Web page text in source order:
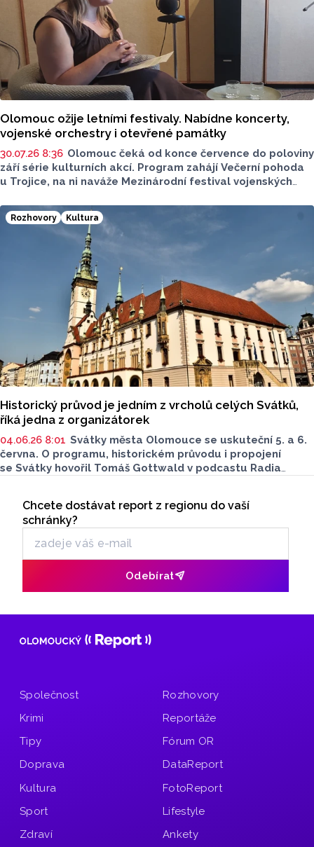
Olomouc ožije letními festivaly. Nabídne koncerty,
vojenské orchestry i otevřené památky
30.07.26 8:36 Olomouc čeká od konce července do poloviny
září série kulturních akcí. Program zahájí Večerní pohoda
u Trojice, na ni naváže Mezinárodní festival vojenských
Většina programu se uskuteční na Horním náměstí,
koncerty Večerní pohody budou zdarma. Více o akcích
sdělila v podcastu Radia Metropole Tomáše Gottwalda
referentka oddělení organizace společenských akcí
města Olomouce Anna Šmídková.
Rozhovory Kultura
Historický průvod je jedním z vrcholů celých Svátků,
říká jedna z organizátorek
04.06.26 8:01 Svátky města Olomouce se uskuteční 5. a 6.
června. O programu, historickém průvodu i propojení
se Svátky hovořil Tomáš Gottwald v podcastu Radia
Olomouce.
Odběr newsletteru
Chcete dostávat report z regionu do vaší
schránky?
Odebírat
Společnost
Krimi
Tipy
Doprava
Kultura
Sport
Zdraví
Rozhovory
Reportáže
Fórum OR
DataReport
FotoReport
Lifestyle
Ankety